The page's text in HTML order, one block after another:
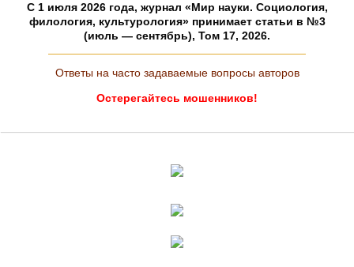
C 1 июля 2026 года, журнал «Мир науки. Социология,
филология, культурология» принимает статьи в №3
(июль — сентябрь), Том 17, 2026.
Ответы на часто задаваемые вопросы авторов
Остерегайтесь мошенников!